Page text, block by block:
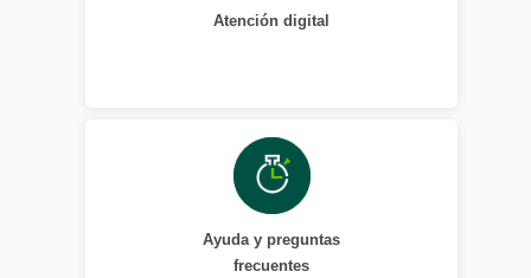
Atención digital
Ayuda y preguntas
frecuentes